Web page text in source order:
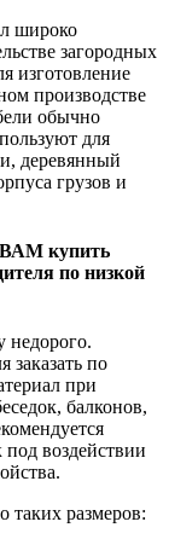
широко
загородных
изготовление
производстве
обычно
для
деревянный
грузов и
ВАМ купить
по низкой
недорого.
заказать по
при
балконов,
под воздействии
таких размеров: